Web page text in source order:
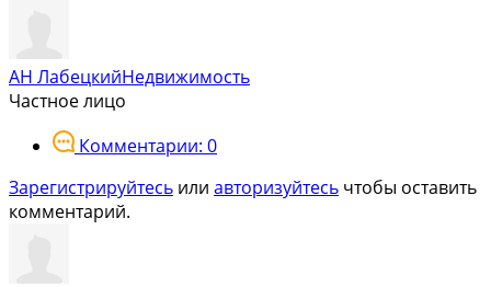
АН ЛабецкийНедвижимость
Частное лицо
Комментарии: 0
Зарегистрируйтесь или авторизуйтесь чтобы оставить
комментарий.